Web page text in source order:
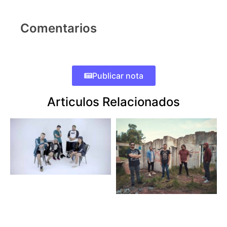
Comentarios
Publicar nota
Articulos Relacionados